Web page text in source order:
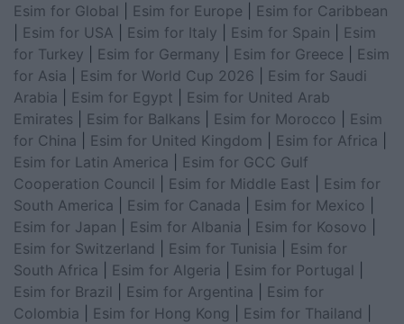
Esim for Global Esim for Europe
Esim for Caribbean
Esim for USA Esim for Italy Esim for Spain
Esim
for Turkey
Esim for Germany Esim for Greece
Esim
for Asia
Esim for World Cup 2026
Esim for Saudi
Arabia
Esim for Egypt
Esim for United Arab
Emirates
Esim for Balkans Esim for Morocco
Esim
for China
Esim for United Kingdom Esim for Africa
Esim for Latin America
Esim for GCC Gulf
Cooperation Council
Esim for Middle East
Esim for
South America
Esim for Canada Esim for Mexico
Esim for Japan
Esim for Albania Esim for Kosovo
Esim for Switzerland
Esim for Tunisia
Esim for
South Africa
Esim for Algeria Esim for Portugal
Esim for Brazil
Esim for Argentina
Esim for
Colombia
Esim for Hong Kong Esim for Thailand